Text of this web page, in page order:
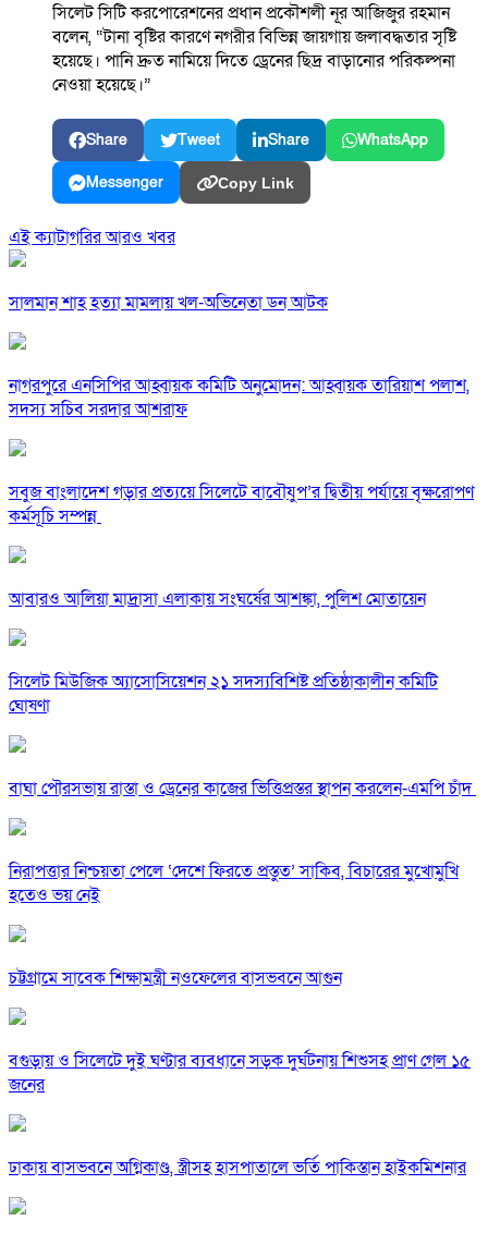
সিলেট সিটি করপোরেশনের প্রধান প্রকৌশলী নূর আজিজুর রহমান
বলেন, “টানা বৃষ্টির কারণে নগরীর বিভিন্ন জায়গায় জলাবদ্ধতার সৃষ্টি
হয়েছে। পানি দ্রুত নামিয়ে দিতে ড্রেনের ছিদ্র বাড়ানোর পরিকল্পনা
নেওয়া হয়েছে।”
Share Tweet Share WhatsApp
Messenger Copy Link
এই ক্যাটাগরির আরও খবর
সালমান শাহ হত্যা মামলায় খল-অভিনেতা ডন আটক
নাগরপুরে এনসিপির আহ্বায়ক কমিটি অনুমোদন: আহ্বায়ক তারিয়াশ পলাশ,
সদস্য সচিব সরদার আশরাফ
সবুজ বাংলাদেশ গড়ার প্রত্যয়ে সিলেটে বাবৌযুপ’র দ্বিতীয় পর্যায়ে বৃক্ষরোপণ
কর্মসূচি সম্পন্ন
আবারও আলিয়া মাদ্রাসা এলাকায় সংঘর্ষের আশঙ্কা, পুলিশ মোতায়েন
সিলেট মিউজিক অ্যাসোসিয়েশন ২১ সদস্যবিশিষ্ট প্রতিষ্ঠাকালীন কমিটি
ঘোষণা
বাঘা পৌরসভায় রাস্তা ও ড্রেনের কাজের ভিত্তিপ্রস্তর স্থাপন করলেন-এমপি চাঁদ
নিরাপত্তার নিশ্চয়তা পেলে ‘দেশে ফিরতে প্রস্তুত’ সাকিব, বিচারের মুখোমুখি
হতেও ভয় নেই
চট্টগ্রামে সাবেক শিক্ষামন্ত্রী নওফেলের বাসভবনে আগুন
বগুড়ায় ও সিলেটে দুই ঘণ্টার ব্যবধানে সড়ক দুর্ঘটনায় শিশুসহ প্রাণ গেল ১৫
জনের
ঢাকায় বাসভবনে অগ্নিকাণ্ড, স্ত্রীসহ হাসপাতালে ভর্তি পাকিস্তান হাইকমিশনার